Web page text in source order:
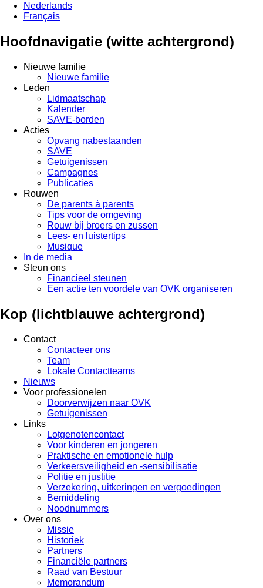
Nederlands
Français
Hoofdnavigatie (witte achtergrond)
Nieuwe familie
Nieuwe familie
Leden
Lidmaatschap
Kalender
SAVE-borden
Acties
Opvang nabestaanden
SAVE
Getuigenissen
Campagnes
Publicaties
Rouwen
De parents à parents
Tips voor de omgeving
Rouw bij broers en zussen
Lees- en luistertips
Musique
In de media
Steun ons
Financieel steunen
Een actie ten voordele van OVK organiseren
Kop (lichtblauwe achtergrond)
Contact
Contacteer ons
Team
Lokale Contactteams
Nieuws
Voor professionelen
Doorverwijzen naar OVK
Getuigenissen
Links
Lotgenotencontact
Voor kinderen en jongeren
Praktische en emotionele hulp
Verkeersveiligheid en -sensibilisatie
Politie en justitie
Verzekering, uitkeringen en vergoedingen
Bemiddeling
Noodnummers
Over ons
Missie
Historiek
Partners
Financiële partners
Raad van Bestuur
Memorandum